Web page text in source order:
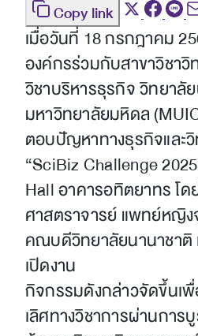
Copy link
เมื่อวันที่ 18 กรกฎาคม
องค์กรร่วมกับสาขาวิชาวิ
วิชาบริหารธุรกิจ วิทยาลั
มหาวิทยาลัยมหิดล
ตอบปัญหาทางธุรกิจและ
“SciBiz Challenge
Hall อาคารอทิตยาทร โด
ศาสตราจารย์ แพทย์หญิ
คณบดีวิทยาลัยนานาชาติ
เปิดงาน
กิจกรรมดังกล่าวจัดขึ้นเพื่
เลิศทางวิชาการผ่านกา